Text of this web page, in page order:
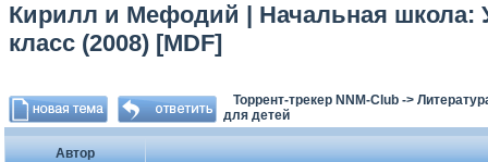
Кирилл и Мефодий | Начальная школа:
класс (2008) [MDF]
Торрент-трекер NNM-Club ->
для детей
Автор